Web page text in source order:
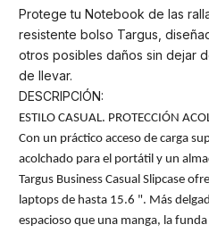
Protege tu Notebook de las
resistente bolso Targus,
otros posibles daños sin dejar
de llevar.
DESCRIPCIÓN:
ESTILO CASUAL. PROTECCIÓN
Con un práctico acceso de carga
acolchado para el portátil y un
Targus Business Casual Slipcase
laptops de hasta 15.6 ". Más
espacioso que una manga, la